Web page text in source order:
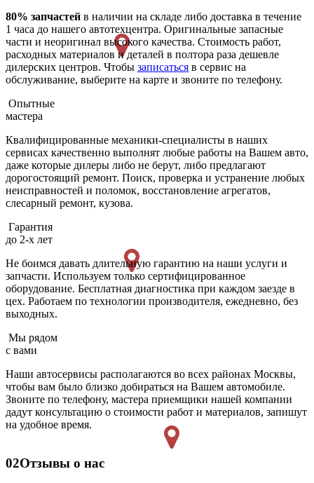
80% запчастей в наличии на складе либо доставка в течение
1 часа до нашего автотехцентра. Оригинальные запасные
части и неоригинал высокого качества. Стоимость работ,
расходных материалов и деталей в полтора раза дешевле
дилерских центров. Чтобы записаться в сервис на
обслуживание, выберите на карте и звоните по телефону.
Опытные
мастера
Квалифицированные механики-специалисты в наших
сервисах качественно выполнят любые работы на Вашем авто,
даже которые дилеры либо не берут, либо предлагают
дорогостоящий ремонт. Поиск, проверка и устранение любых
неисправностей и поломок, восстановление агрегатов,
слесарный ремонт, кузова.
Гарантия
до 2-х лет
Не боимся давать длительную гарантию на наши услуги и
запчасти. Используем только сертифицированное
оборудование. Бесплатная диагностика при каждом заезде в
цех. Работаем по технологии производителя, ежедневно, без
выходных.
Мы рядом
с вами
Наши автосервисы располагаются во всех районах Москвы,
чтобы вам было близко добираться на Вашем автомобиле.
Звоните по телефону, мастера приемщики нашей компании
дадут консультацию о стоимости работ и материалов, запишут
на удобное время.
02Отзывы о нас